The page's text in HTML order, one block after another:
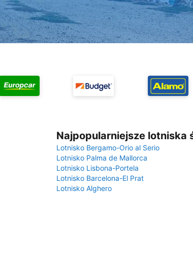
Najpopularniejsze lotniska
Lotnisko Bergamo-Orio al Serio
Lotnisko Palma de Mallorca
Lotnisko Lisbona-Portela
Lotnisko Barcelona-El Prat
Lotnisko Alghero